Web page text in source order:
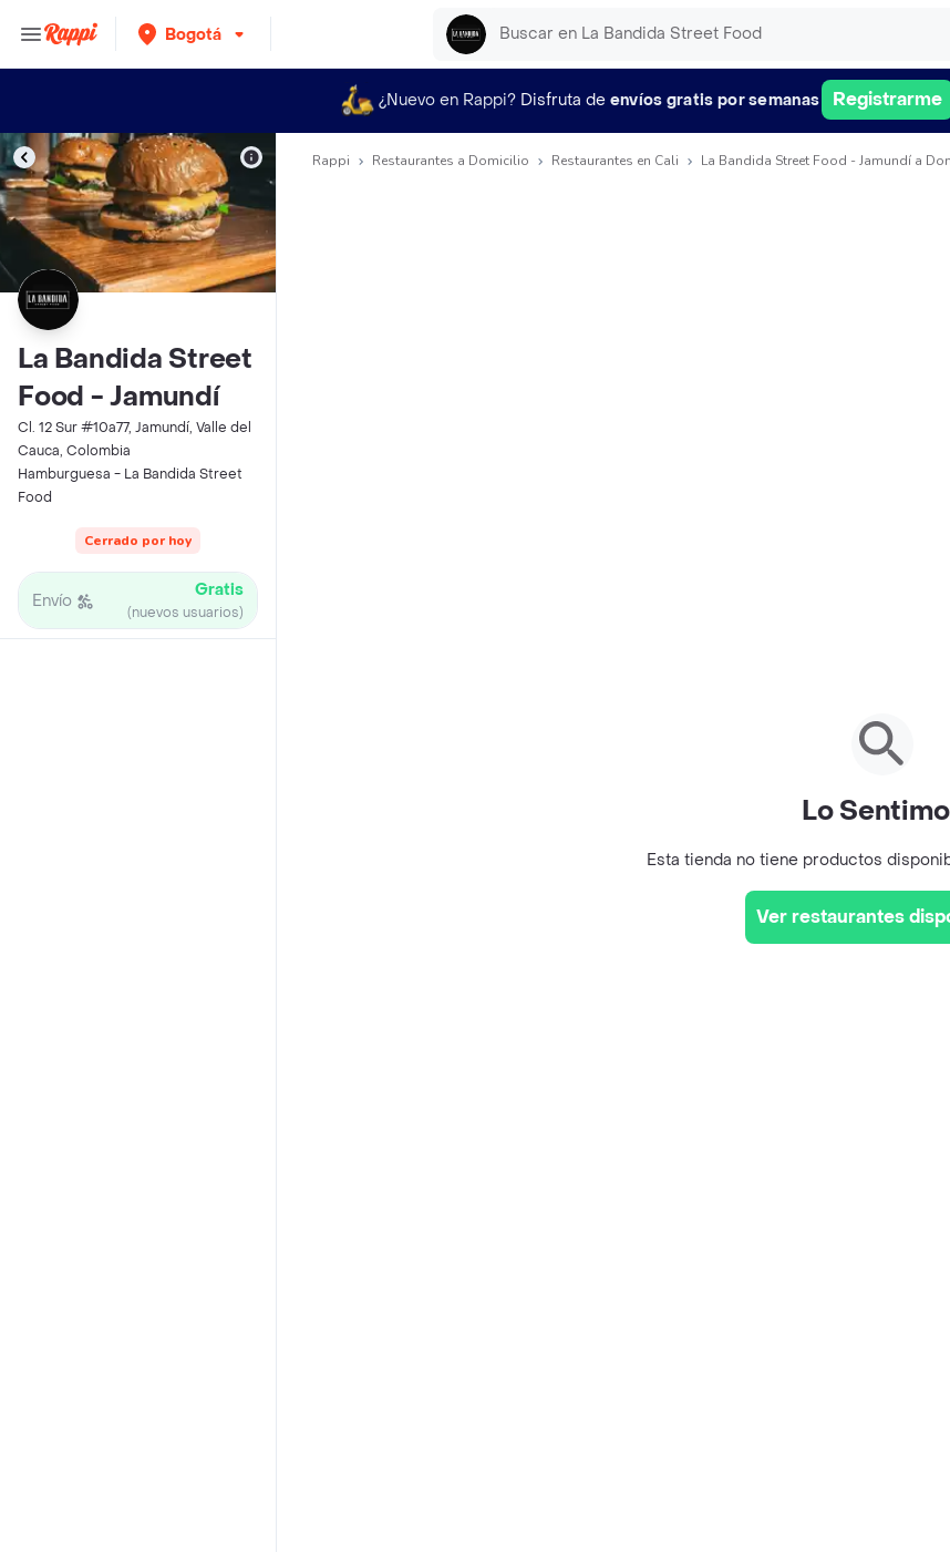
Bogotá
¿Nuevo en Rappi? Disfruta de envíos gratis por semanas Registrarme
La Bandida Street
Food - Jamundí
Cl. 12 Sur #10a77, Jamundí, Valle del
Cauca, Colombia
Hamburguesa - La Bandida Street
Food
Cerrado por hoy
Envío Gratis
(nuevos usuarios)
Rappi Restaurantes a Domicilio Restaurantes en Cali La Bandida Street Food - Jamundí a
Lo
Esta tienda no tiene productos
Ver restaurantes